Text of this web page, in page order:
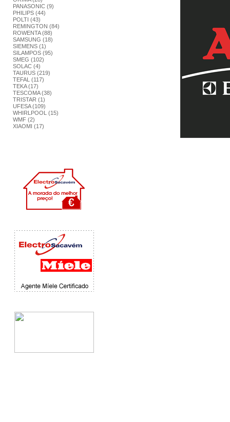
PANASONIC (9)
PHILIPS (44)
POLTI (43)
REMINGTON (84)
ROWENTA (88)
SAMSUNG (18)
SIEMENS (1)
SILAMPOS (95)
SMEG (102)
SOLAC (4)
TAURUS (219)
TEFAL (117)
TEKA (17)
TESCOMA (38)
TRISTAR (1)
UFESA (109)
WHIRLPOOL (15)
WMF (2)
XIAOMI (17)